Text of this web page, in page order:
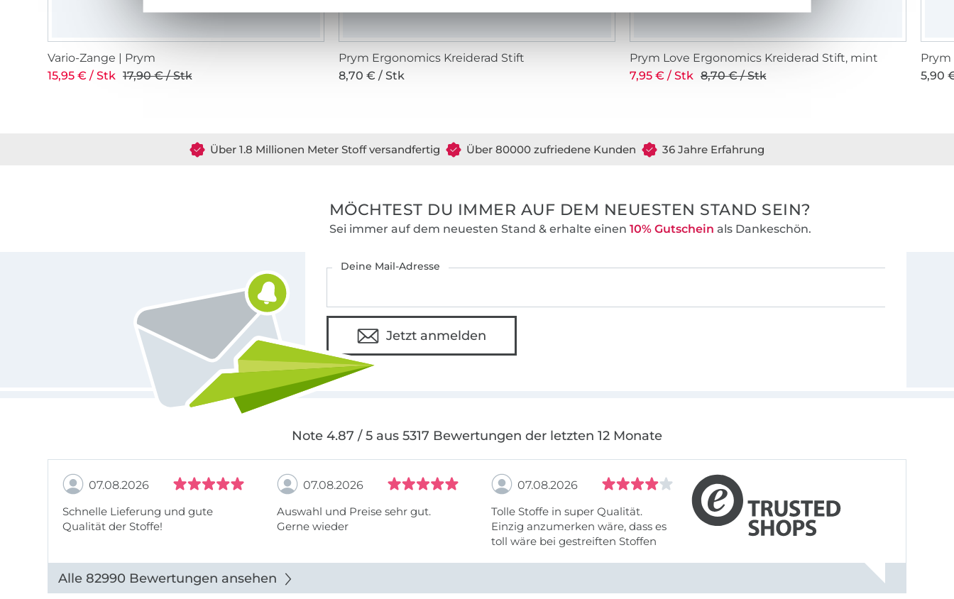
Vario-Zange | Prym
15,95 € / Stk 17,90 € / Stk
Prym Ergonomics Kreiderad Stift
8,70 € / Stk
Prym Love Ergonomics Kreiderad Stift, mint
7,95 € / Stk 8,70 € / Stk
5,90
Über 1.8 Millionen Meter Stoff versandfertig Über 80000 zufriedene Kunden 36 Jahre Erfahrung
MÖCHTEST DU IMMER AUF DEM NEUESTEN STAND SEIN?
Sei immer auf dem neuesten Stand & erhalte einen 10% Gutschein als Dankeschön.
Deine Mail-Adresse
Jetzt anmelden
Note 4.87 / 5 aus 5317 Bewertungen der letzten 12 Monate
07.08.2026
Schnelle Lieferung und gute
Qualität der Stoffe!
07.08.2026
Auswahl und Preise sehr gut.
Gerne wieder
07.08.2026
Tolle Stoffe in super Qualität.
Einzig anzumerken wäre, dass es
toll wäre bei gestreiften Stoffen
Alle 82990 Bewertungen ansehen